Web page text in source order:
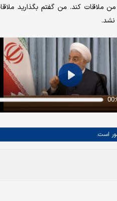
ملاقات کند. من گفتم بگذارید
نشد.
است.